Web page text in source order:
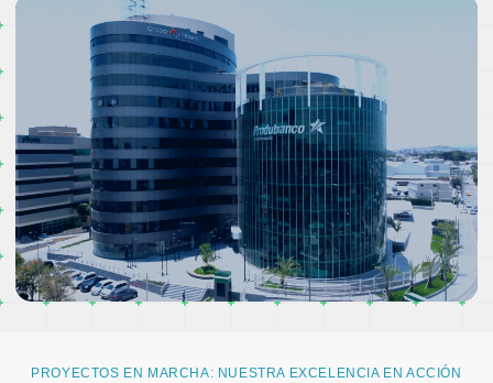
PROYECTOS EN MARCHA: NUESTRA EXCELENCIA EN ACCIÓN